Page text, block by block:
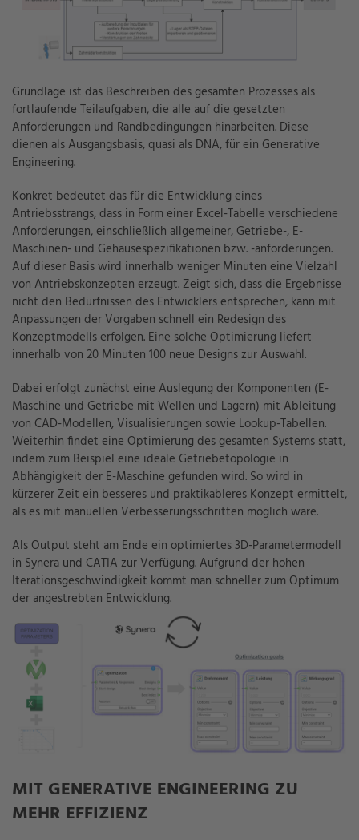
Grundlage ist das Beschreiben des gesamten Prozesses als
fortlaufende Teilaufgaben, die alle auf die gesetzten
Anforderungen und Randbedingungen hinarbeiten. Diese
dienen als Ausgangsbasis, quasi als DNA, für ein Generative
Engineering.
Konkret bedeutet das für die Entwicklung eines
Antriebsstrangs, dass in Form einer Excel-Tabelle verschiedene
Anforderungen, einschließlich allgemeiner, Getriebe-, E-
Maschinen- und Gehäusespezifikationen bzw. -anforderungen.
Auf dieser Basis wird innerhalb weniger Minuten eine Vielzahl
von Antriebskonzepten erzeugt. Zeigt sich, dass die Ergebnisse
nicht den Bedürfnissen des Entwicklers entsprechen, kann mit
Anpassungen der Vorgaben schnell ein Redesign des
Konzeptmodells erfolgen. Eine solche Optimierung liefert
innerhalb von 20 Minuten 100 neue Designs zur Auswahl.
Dabei erfolgt zunächst eine Auslegung der Komponenten (E-
Maschine und Getriebe mit Wellen und Lagern) mit Ableitung
von CAD-Modellen, Visualisierungen sowie Lookup-Tabellen.
Weiterhin findet eine Optimierung des gesamten Systems statt,
indem zum Beispiel eine ideale Getriebetopologie in
Abhängigkeit der E-Maschine gefunden wird. So wird in
kürzerer Zeit ein besseres und praktikableres Konzept ermittelt,
als es mit manuellen Verbesserungsschritten möglich wäre.
Als Output steht am Ende ein optimiertes 3D-Parametermodell
in Synera und CATIA zur Verfügung. Aufgrund der hohen
Iterationsgeschwindigkeit kommt man schneller zum Optimum
der angestrebten Entwicklung.
MIT GENERATIVE ENGINEERING ZU
MEHR EFFIZIENZ